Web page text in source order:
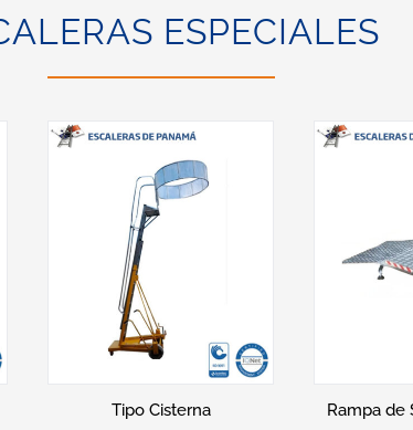
ESPECIALES
Tipo Gato